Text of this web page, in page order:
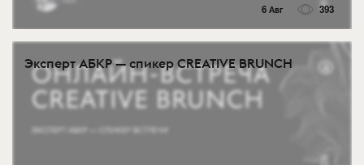
6 Авг 393
Эксперт АБКР — спикер CREATIVE BRUNCH